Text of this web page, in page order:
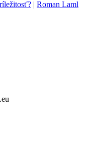
| Roman Laml